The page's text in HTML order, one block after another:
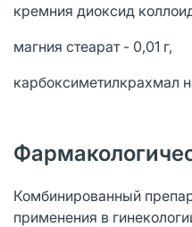
кремния диоксид
магния стеарат - 0,01 г,
карбоксиметилкрахмал
Комбинированный
применения в